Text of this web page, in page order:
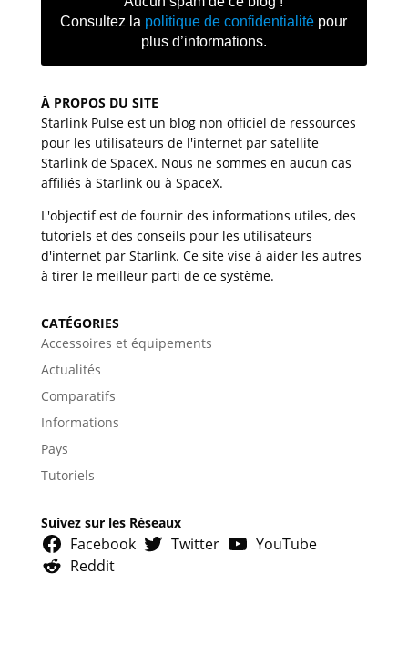
Consultez la politique de confidentialité pour
plus d’informations.
À PROPOS DU SITE
Starlink Pulse est un blog non officiel de ressources
pour les utilisateurs de l'internet par satellite
Starlink de SpaceX. Nous ne sommes en aucun cas
affiliés à Starlink ou à SpaceX.
L'objectif est de fournir des informations utiles, des
tutoriels et des conseils pour les utilisateurs
d'internet par Starlink. Ce site vise à aider les autres
à tirer le meilleur parti de ce système.
CATÉGORIES
Accessoires et équipements
Actualités
Comparatifs
Informations
Pays
Tutoriels
Suivez sur les Réseaux
Facebook Twitter
YouTube
Reddit